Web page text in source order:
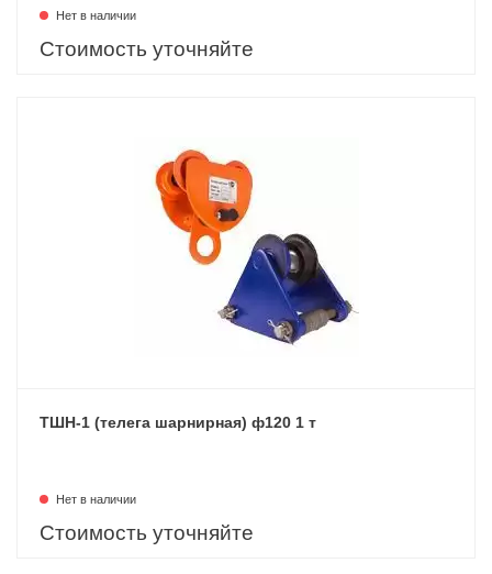
Нет в наличии
Стоимость уточняйте
ТШН-1 (телега шарнирная) ф120 1 т
Нет в наличии
Стоимость уточняйте